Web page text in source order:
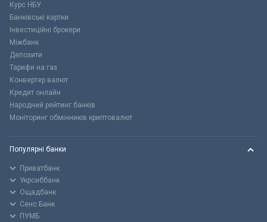
Курс НБУ
Банківські картки
Інвестиційні брокери
Міжбанк
Депозити
Тарифи на газ
Конвертер валют
Кредит онлайн
Народний рейтинг банків
Моніторинг обмінників криптовалют
Популярні банки
Приватбанк
Укрсиббанк
Ощадбанк
Сенс Банк
ПУМБ